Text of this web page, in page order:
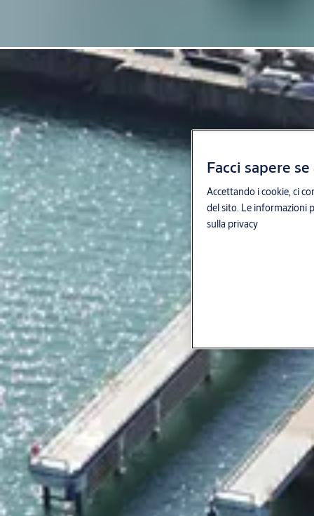
Facci sapere
Accettando i cookie, ci
del sito. Le informazioni
sulla privacy